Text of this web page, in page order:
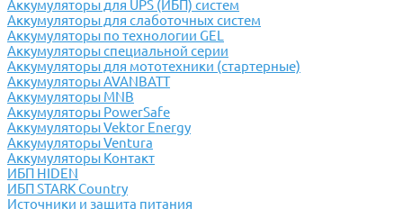
Аккумуляторы для UPS (ИБП) систем
Аккумуляторы для слаботочных систем
Аккумуляторы по технологии GEL
Аккумуляторы специальной серии
Аккумуляторы для мототехники (стартерные)
Аккумуляторы AVANBATT
Аккумуляторы MNB
Аккумуляторы PowerSafe
Аккумуляторы Vektor Energy
Аккумуляторы Ventura
Аккумуляторы Контакт
ИБП HIDEN
ИБП STARK Country
Источники и защита питания